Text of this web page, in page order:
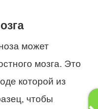
может
мозга. Это
которой из
чтобы